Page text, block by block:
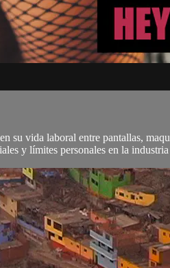
su vida laboral entre pantallas,
y límites personales en la